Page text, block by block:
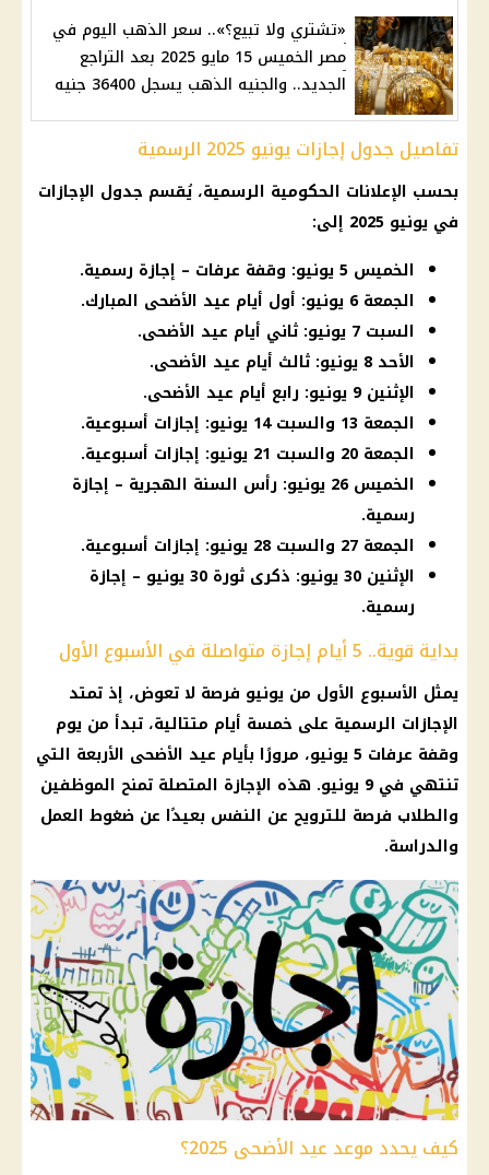
«تشتري ولا تبيع؟».. سعر الذهب اليوم في
مصر الخميس 15 مايو 2025 بعد التراجع
الجديد.. والجنيه الذهب يسجل 36400 جنيه
تفاصيل جدول إجازات يونيو 2025 الرسمية
بحسب الإعلانات الحكومية الرسمية، يُقسم جدول الإجازات
في يونيو 2025 إلى:
الخميس 5 يونيو: وقفة عرفات – إجازة رسمية.
الجمعة 6 يونيو: أول أيام عيد الأضحى المبارك.
السبت 7 يونيو: ثاني أيام عيد الأضحى.
الأحد 8 يونيو: ثالث أيام عيد الأضحى.
الإثنين 9 يونيو: رابع أيام عيد الأضحى.
الجمعة 13 والسبت 14 يونيو: إجازات أسبوعية.
الجمعة 20 والسبت 21 يونيو: إجازات أسبوعية.
الخميس 26 يونيو: رأس السنة الهجرية – إجازة
رسمية.
الجمعة 27 والسبت 28 يونيو: إجازات أسبوعية.
الإثنين 30 يونيو: ذكرى ثورة 30 يونيو – إجازة
رسمية.
بداية قوية.. 5 أيام إجازة متواصلة في الأسبوع الأول
يمثل الأسبوع الأول من يونيو فرصة لا تعوض، إذ تمتد
الإجازات الرسمية على خمسة أيام متتالية، تبدأ من يوم
وقفة عرفات 5 يونيو، مرورًا بأيام عيد الأضحى الأربعة التي
تنتهي في 9 يونيو. هذه الإجازة المتصلة تمنح الموظفين
والطلاب فرصة للترويح عن النفس بعيدًا عن ضغوط العمل
والدراسة.
كيف يحدد موعد عيد الأضحى 2025؟